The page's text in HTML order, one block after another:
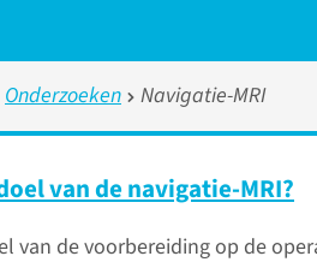
Onderzoeken Navigatie-MRI
van de navigatie-MRI?
van de voorbereiding op de